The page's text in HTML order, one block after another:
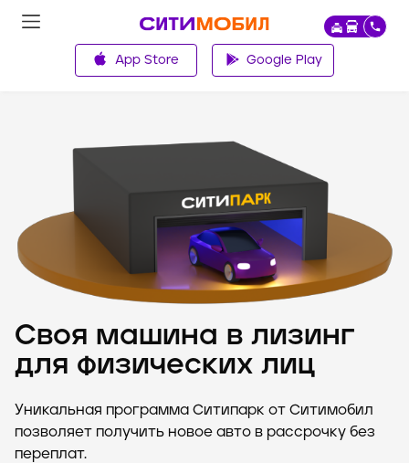
App Store Google Play
Своя машина в лизинг
для физических лиц
Уникальная программа Ситипарк от Ситимобил
позволяет получить новое авто в рассрочку без
переплат.